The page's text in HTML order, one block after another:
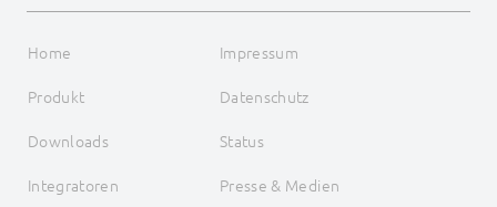
Home
Impressum
Produkt
Datenschutz
Downloads
Status
Integratoren
Presse & Medien